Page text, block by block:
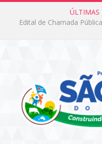
ÚLTIMAS
Edital de Chamada